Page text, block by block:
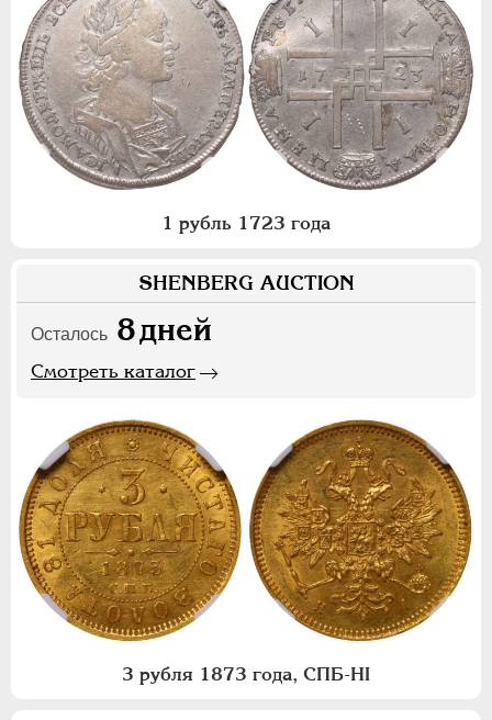
1 рубль 1723 года
SHENBERG AUCTION
Осталось 8дней
Смотреть каталог
3 рубля 1873 года, СПБ-НI